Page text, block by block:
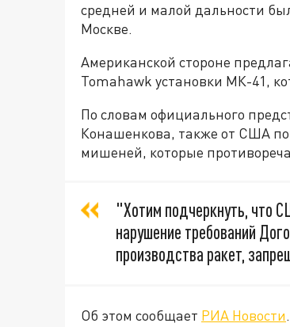
средней и малой дальности
Москве.
Американской стороне
Tomahawk установки МК-41,
По словам официального
Конашенкова, также от США
мишеней, которые
"Хотим подчеркнуть, что
нарушение требований
производства ракет,
Об этом сообщает РИА Новости.